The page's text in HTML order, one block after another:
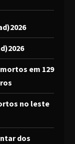
em 129
no leste
dos